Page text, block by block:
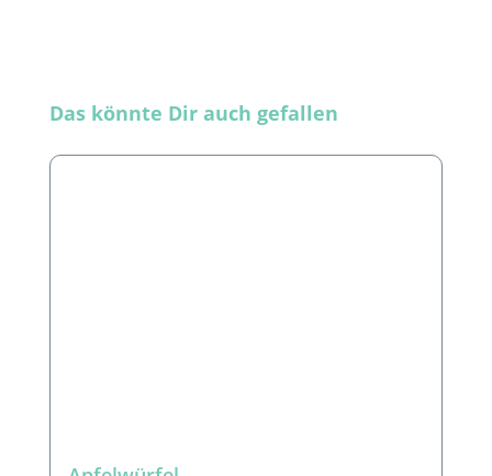
Produktgalerie überspringen
Das könnte Dir auch gefallen